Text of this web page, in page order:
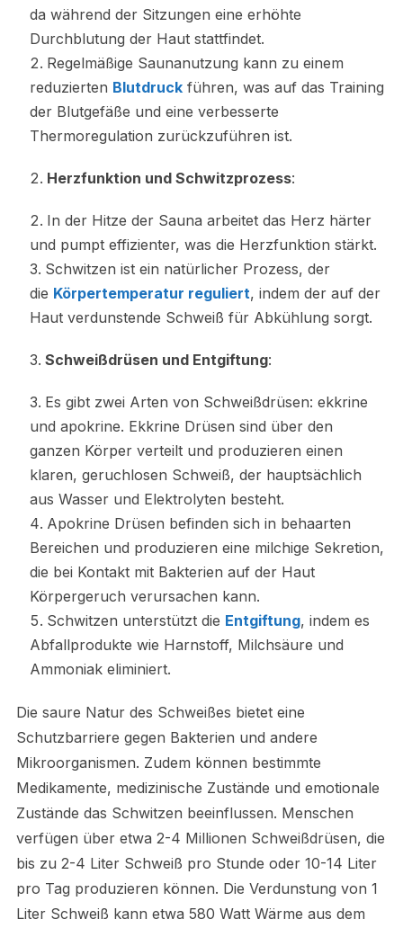
da während der Sitzungen eine erhöhte
Durchblutung der Haut stattfindet.
Regelmäßige Saunanutzung kann zu einem
reduzierten Blutdruckführen, was auf das Training
der Blutgefäße und eine verbesserte
Thermoregulation zurückzuführen ist.
Herzfunktion und Schwitzprozess:
In der Hitze der Sauna arbeitet das Herz härter
und pumpt effizienter, was die Herzfunktion stärkt.
Schwitzen ist ein natürlicher Prozess, der
die Körpertemperatur reguliert, indem der auf der
Haut verdunstende Schweiß für Abkühlung sorgt.
Schweißdrüsen und Entgiftung:
Es gibt zwei Arten von Schweißdrüsen: ekkrine
und apokrine. Ekkrine Drüsen sind über den
ganzen Körper verteilt und produzieren einen
klaren, geruchlosen Schweiß, der hauptsächlich
aus Wasser und Elektrolyten besteht.
Apokrine Drüsen befinden sich in behaarten
Bereichen und produzieren eine milchige Sekretion,
die bei Kontakt mit Bakterien auf der Haut
Körpergeruch verursachen kann.
Schwitzen unterstützt die Entgiftung, indem es
Abfallprodukte wie Harnstoff, Milchsäure und
Ammoniak eliminiert.
Die saure Natur des Schweißes bietet eine
Schutzbarriere gegen Bakterien und andere
Mikroorganismen. Zudem können bestimmte
Medikamente, medizinische Zustände und emotionale
Zustände das Schwitzen beeinflussen. Menschen
verfügen über etwa 2-4 Millionen Schweißdrüsen, die
bis zu 2-4 Liter Schweiß pro Stunde oder 10-14 Liter
pro Tag produzieren können. Die Verdunstung von 1
Liter Schweiß kann etwa 580 Watt Wärme aus dem